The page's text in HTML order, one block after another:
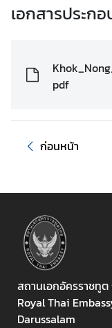
เอกสารประกอ
pdf
ก่อนหน้า
สถานเอกอัครราชทู
Royal Thai
Darussalam